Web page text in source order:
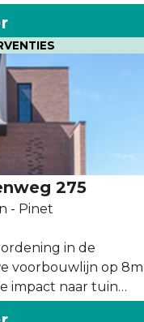
evenals van
en haar tuin.
bewaard terwijl
verwijderd, en de
oude
bewegingen
van hout, leem
aan de
woning, waardoor
intuïtief aanvoelt.
275
- Pinet
in de
voorbouwlijn op 8m
impact naar tuin
niet was- en